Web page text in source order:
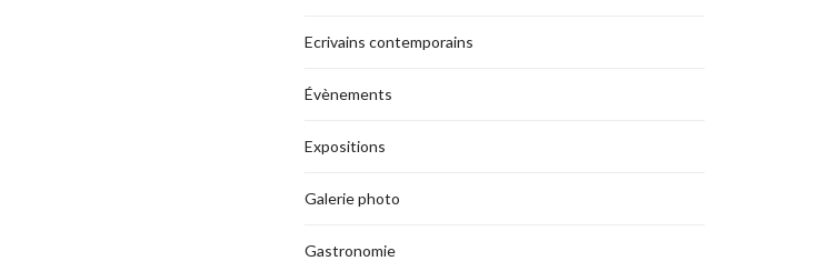
Ecrivains contemporains
Évènements
Expositions
Galerie photo
Gastronomie